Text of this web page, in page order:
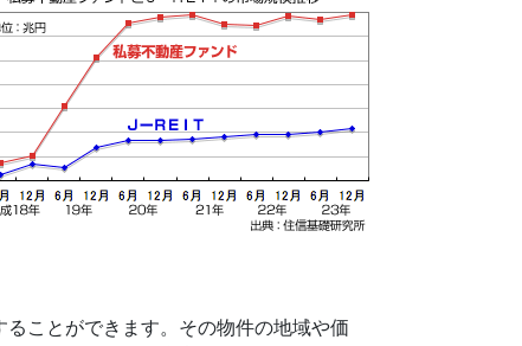
ことができます。その物件の地域や価